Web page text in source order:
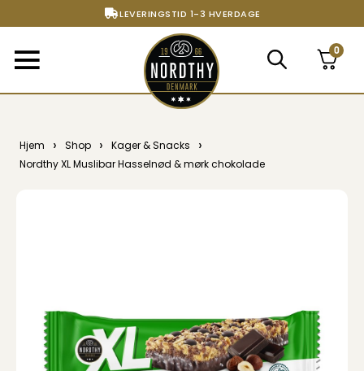
LEVERINGSTID 1-3 HVERDAGE
FRI FRAGT FRA 299,- TIL PAKKESHOP
STORT UDVALG AF ALT DET BEDSTE
0
Hjem › Shop › Kager & Snacks ›
Nordthy XL Muslibar Hasselnød & mørk chokolade